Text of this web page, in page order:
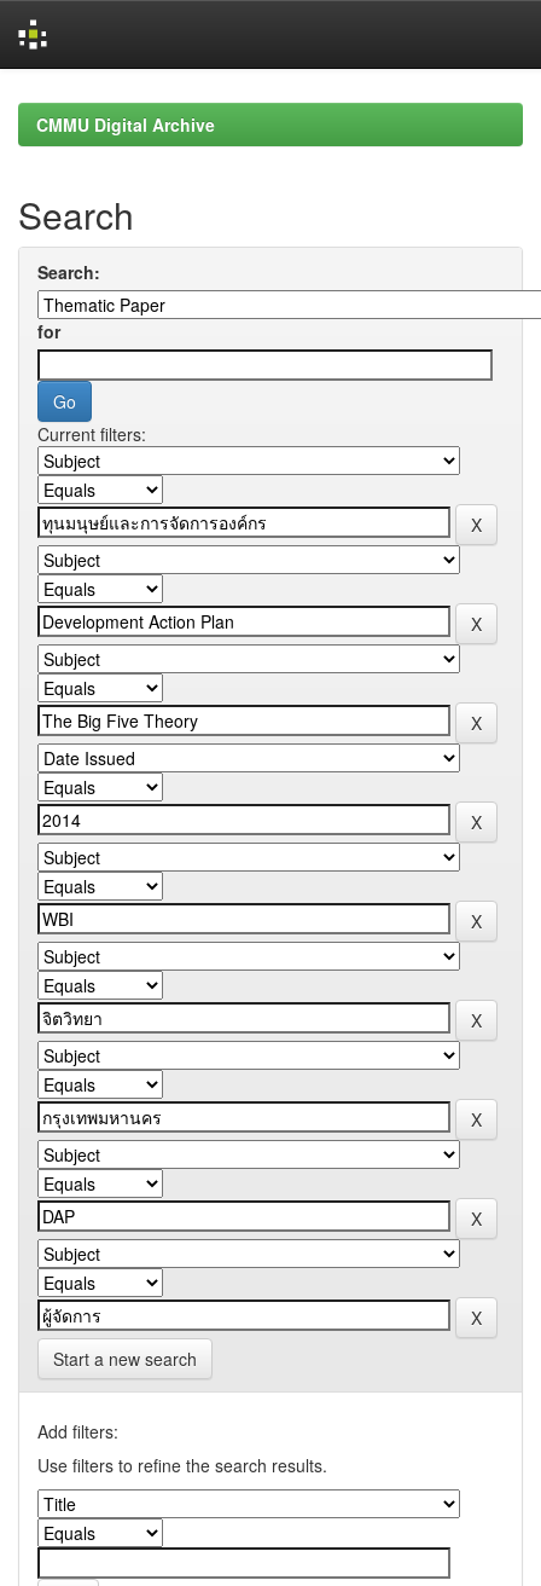
navigationCMMU Digital Archive
Search
Search:
for
Current filters:
Start a new search
Add filters:
Use filters to refine the search results.